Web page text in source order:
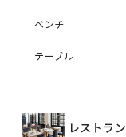
ベンチ
テーブル
レストラン